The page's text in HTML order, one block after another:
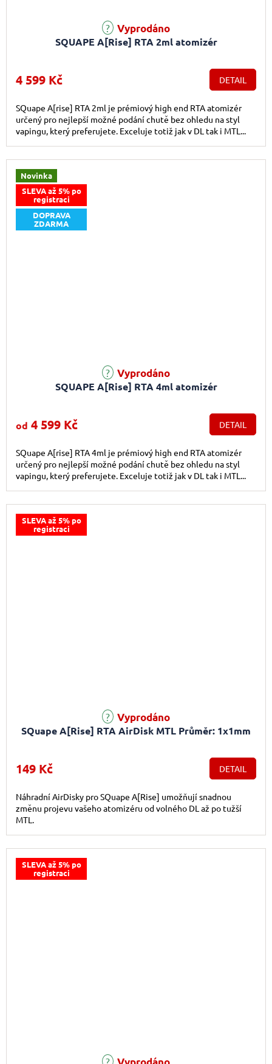
SQUAPE A[Rise] RTA 2ml atomizér
Průměrné hodnocení produktu je 5,0 z 5 hvězdiček.
Vyprodáno
4 599 Kč DETAIL
SQuape A[rise] RTA 2ml je prémiový high end RTA atomizér
určený pro nejlepší možné podání chutě bez ohledu na styl
vapingu, který preferujete. Exceluje totiž jak v DL tak i MTL...
Novinka
SLEVA až 5% po
registraci
DOPRAVA
ZDARMA
SQUAPE A[Rise] RTA 4ml atomizér
Průměrné hodnocení produktu je 4,7 z 5 hvězdiček.
Vyprodáno
od 4 599 Kč DETAIL
SQuape A[rise] RTA 4ml je prémiový high end RTA atomizér
určený pro nejlepší možné podání chutě bez ohledu na styl
vapingu, který preferujete. Exceluje totiž jak v DL tak i MTL...
SLEVA až 5% po
registraci
SQuape A[Rise] RTA AirDisk MTL Průměr: 1x1mm
Vyprodáno
149 Kč DETAIL
Náhradní AirDisky pro SQuape A[Rise] umožňují snadnou
změnu projevu vašeho atomizéru od volného DL až po tužší
MTL.
SLEVA až 5% po
registraci